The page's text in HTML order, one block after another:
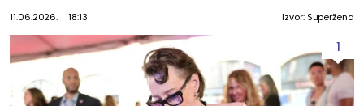
11.06.2026. 18:13 Izvor: Superžena
1